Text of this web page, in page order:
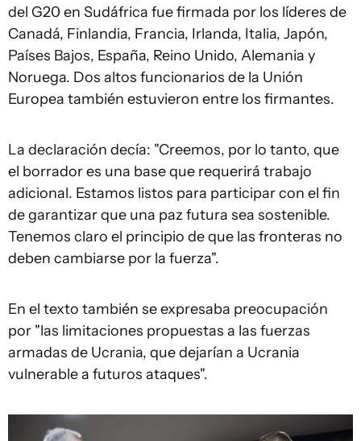
del G20 en Sudáfrica fue firmada por los líderes de
Canadá, Finlandia, Francia, Irlanda, Italia, Japón,
Países Bajos, España, Reino Unido, Alemania y
Noruega. Dos altos funcionarios de la Unión
Europea también estuvieron entre los firmantes.
La declaración decía: "Creemos, por lo tanto, que
el borrador es una base que requerirá trabajo
adicional. Estamos listos para participar con el fin
de garantizar que una paz futura sea sostenible.
Tenemos claro el principio de que las fronteras no
deben cambiarse por la fuerza".
En el texto también se expresaba preocupación
por "las limitaciones propuestas a las fuerzas
armadas de Ucrania, que dejarían a Ucrania
vulnerable a futuros ataques".